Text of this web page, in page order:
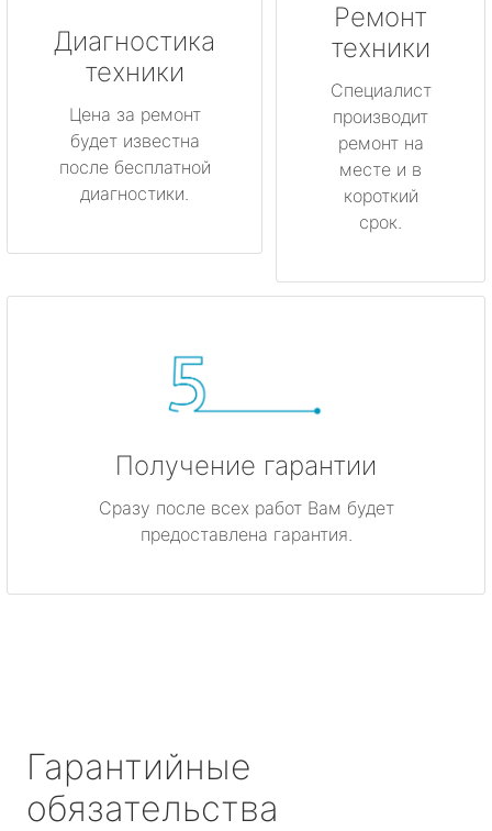
Диагностика
техники
Цена за ремонт
будет известна
после бесплатной
диагностики.
Ремонт
техники
Специалист
производит
ремонт на
месте и в
короткий
срок.
Получение гарантии
Сразу после всех работ Вам будет
предоставлена гарантия.
Гарантийные
обязательства